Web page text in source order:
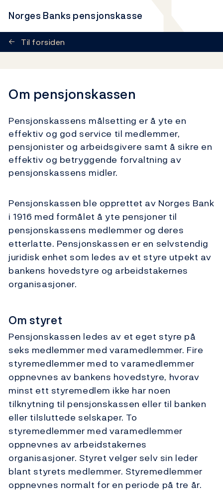
Norges Banks pensjonskasse
← Til forsiden
Om pensjonskassen
Pensjonskassens målsetting er å yte en
effektiv og god service til medlemmer,
pensjonister og arbeidsgivere samt å sikre en
effektiv og betryggende forvaltning av
pensjonskassens midler.
Pensjonskassen ble opprettet av Norges Bank
i 1916 med formålet å yte pensjoner til
pensjonskassens medlemmer og deres
etterlatte. Pensjonskassen er en selvstendig
juridisk enhet som ledes av et styre utpekt av
bankens hovedstyre og arbeidstakernes
organisasjoner.
Om styret
Pensjonskassen ledes av et eget styre på
seks medlemmer med varamedlemmer. Fire
styremedlemmer med to varamedlemmer
oppnevnes av bankens hovedstyre, hvorav
minst ett styremedlem ikke har noen
tilknytning til pensjonskassen eller til banken
eller tilsluttede selskaper. To
styremedlemmer med varamedlemmer
oppnevnes av arbeidstakernes
organisasjoner. Styret velger selv sin leder
blant styrets medlemmer. Styremedlemmer
oppnevnes normalt for en periode på tre år.